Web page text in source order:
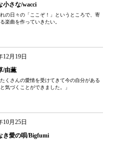
小さな/wacci
の日々の「ここぞ！」というところで、寄
楽曲を作っていきたい。
12月19日
/由薫
くさんの愛情を受けてきて今の自分がある
気づくことができました。」
10月25日
き愛の唄/Bigfumi